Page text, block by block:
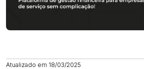
Atualizado em 18/03/2025